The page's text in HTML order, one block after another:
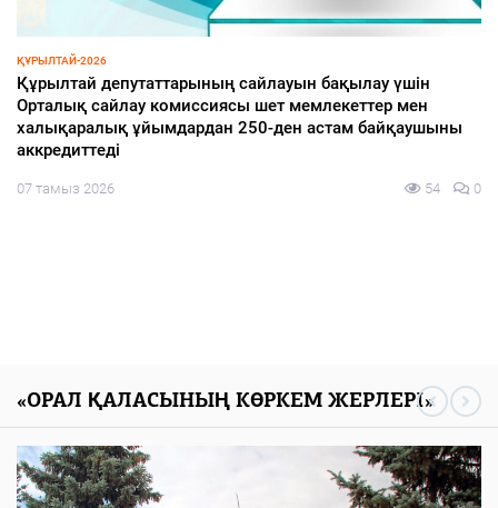
ИНФРАҚҰРЫЛЫМ
Ақжайық шағын ауданы қарқынды дамып келеді
07 тамыз 2026 70
«ОРАЛ ҚАЛАСЫНЫҢ КӨРКЕМ ЖЕРЛЕРІ»